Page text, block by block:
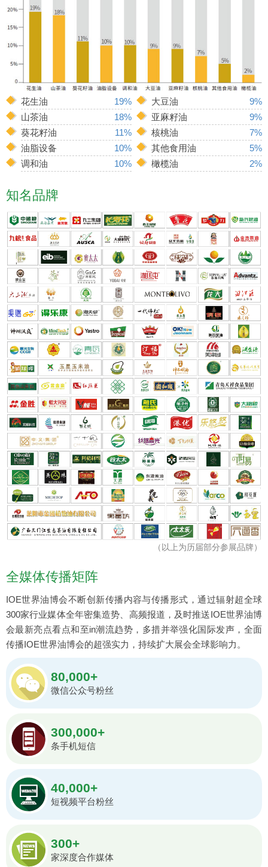
花生油
19%
山茶油
18%
葵花籽油
11%
油脂设备
10%
调和油
10%
大豆油
9%
亚麻籽油
9%
核桃油
7%
其他食用油
5%
橄榄油
2%
知名品牌
（以上为历届部分参展品牌）
全媒体传播矩阵
IOE世界油博会不断创新传播内容与传播形式，通过辐射超全球
300家行业媒体全年密集造势、高频报道，及时推送IOE世界油博
会最新亮点看点和至in潮流趋势，多措并举强化国际发声，全面
传播IOE世界油博会的超强实力，持续扩大展会全球影响力。
80,000+
微信公众号粉丝
300,000+
条手机短信
40,000+
短视频平台粉丝
300+
家深度合作媒体